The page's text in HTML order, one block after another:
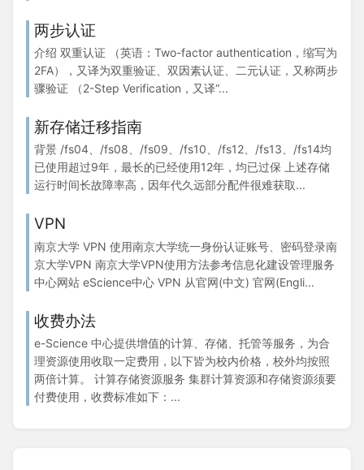
两步认证
介绍 双重认证 （英语：Two-factor authentication，缩写为
2FA），又译为双重验证、双因素认证、二元认证，又称两步
骤验证 （2-Step Verification，又译“...
新存储迁移指南
背景 /fs04、/fs08、/fs09、/fs10、/fs12、/fs13、/fs14均
已使用超过9年，最长的已经使用12年，均已过保 上述存储
运行时间长故障率高，因年代久远部分配件很难获取...
VPN
南京大学 VPN 使用南京大学统一身份认证账号、密码登录南
京大学VPN 南京大学VPN使用方法参考信息化建设管理服务
中心网站 eScience中心 VPN 从官网(中文) 官网(Engli...
收费办法
e-Science 中心提供增值的计算、存储、托管等服务，为合
理资源使用收取一定费用，以下皆为校内价格，校外均按照
两倍计算。 计算存储资源服务 集群计算资源和存储资源须要
付费使用，收费标准如下：...